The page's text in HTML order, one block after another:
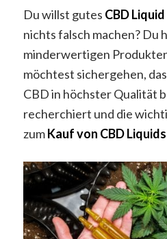
Du willst gutes CBD
nichts falsch machen? Du
minderwertigen
möchtest sichergehen,
CBD in höchster Qualität
recherchiert und die
zum Kauf von CBD Liquids